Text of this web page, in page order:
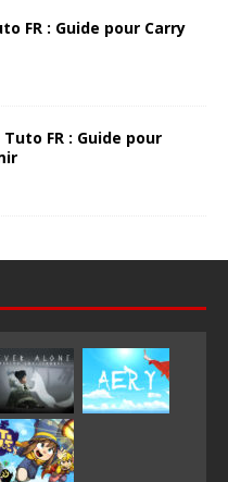
FR : Guide pour Carry
FR : Guide pour